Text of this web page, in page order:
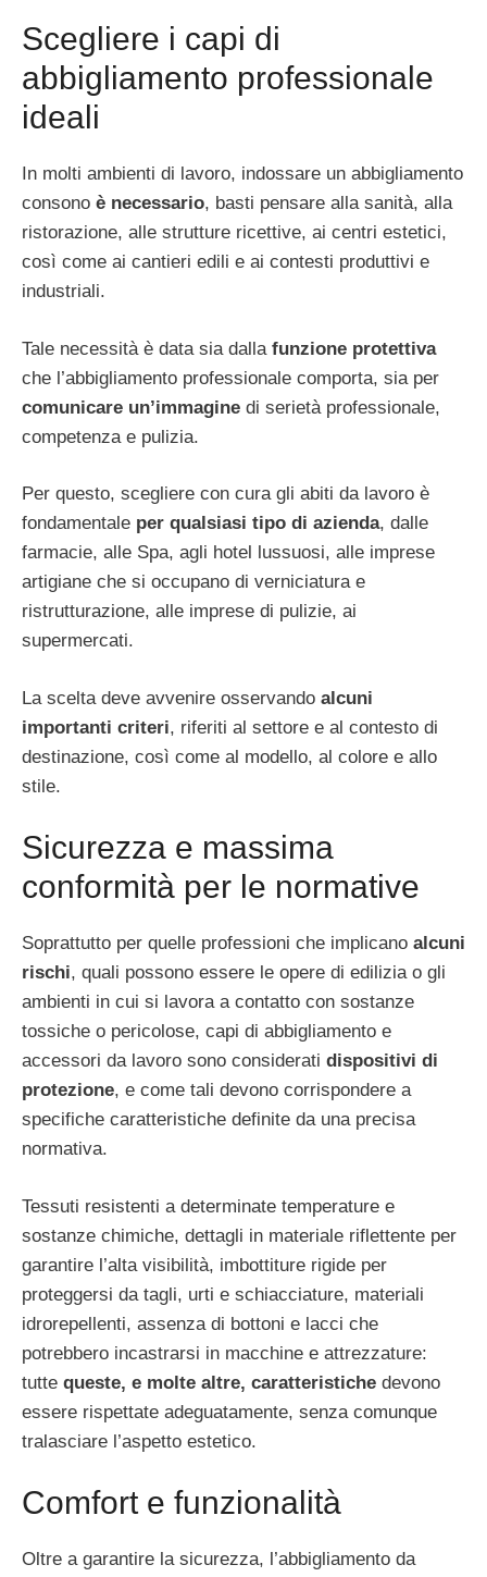
Scegliere i capi di
abbigliamento professionale
ideali
In molti ambienti di lavoro, indossare un abbigliamento
consono è necessario, basti pensare alla sanità, alla
ristorazione, alle strutture ricettive, ai centri estetici,
così come ai cantieri edili e ai contesti produttivi e
industriali.
Tale necessità è data sia dalla funzione protettiva
che l’abbigliamento professionale comporta, sia per
comunicare un’immagine di serietà professionale,
competenza e pulizia.
Per questo, scegliere con cura gli abiti da lavoro è
fondamentale per qualsiasi tipo di azienda, dalle
farmacie, alle Spa, agli hotel lussuosi, alle imprese
artigiane che si occupano di verniciatura e
ristrutturazione, alle imprese di pulizie, ai
supermercati.
La scelta deve avvenire osservando alcuni
importanti criteri, riferiti al settore e al contesto di
destinazione, così come al modello, al colore e allo
stile.
Sicurezza e massima
conformità per le normative
Soprattutto per quelle professioni che implicano alcuni
rischi, quali possono essere le opere di edilizia o gli
ambienti in cui si lavora a contatto con sostanze
tossiche o pericolose, capi di abbigliamento e
accessori da lavoro sono considerati dispositivi di
protezione, e come tali devono corrispondere a
specifiche caratteristiche definite da una precisa
normativa.
Tessuti resistenti a determinate temperature e
sostanze chimiche, dettagli in materiale riflettente per
garantire l’alta visibilità, imbottiture rigide per
proteggersi da tagli, urti e schiacciature, materiali
idrorepellenti, assenza di bottoni e lacci che
potrebbero incastrarsi in macchine e attrezzature:
tutte queste, e molte altre, caratteristiche devono
essere rispettate adeguatamente, senza comunque
tralasciare l’aspetto estetico.
Comfort e funzionalità
Oltre a garantire la sicurezza, l’abbigliamento da